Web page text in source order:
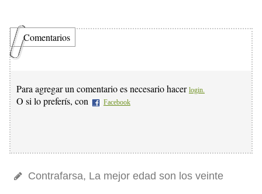
Comentarios
Para agregar un comentario es necesario hacer login.
O si lo preferís, con Facebook
Contrafarsa, La mejor edad son los veinte